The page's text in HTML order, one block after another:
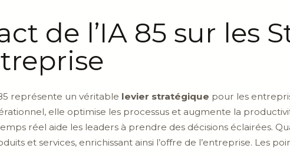
de l’IA 85 sur les
représente un véritable levier stratégique pour les
elle optimise les processus et augmente la
réel aide les leaders à prendre des décisions éclairées.
et services, enrichissant ainsi l’offre de l’entreprise. Les